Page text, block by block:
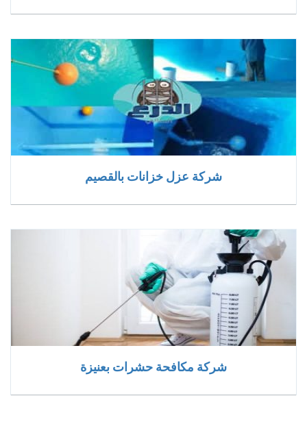
شركة عزل خزانات بالقصيم
شركة مكافحة حشرات بعنيزة